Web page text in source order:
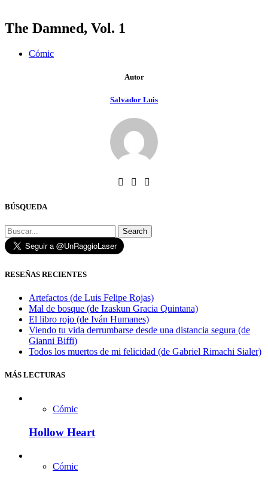
The Damned, Vol. 1
Cómic
Autor
Salvador Luis
BÚSQUEDA
Search
RESEÑAS RECIENTES
Artefactos (de Luis Felipe Rojas)
Mal de bosque (de Izaskun Gracia Quintana)
El libro rojo (de Iván Humanes)
Viendo tu vida derrumbarse desde una distancia segura (de
Gianni Biffi)
Todos los muertos de mi felicidad (de Gabriel Rimachi Sialer)
MÁS LECTURAS
Cómic
Hollow Heart
Cómic